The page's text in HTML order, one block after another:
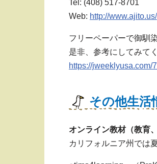
Tel: (408) 517-8701
Web: http://www.ajito.us/
フリーペーパーで御馴
是非、参考にしてみて
https://jweeklyusa.com/
その他生活
オンライン教材（教育
カリフォルニア州では